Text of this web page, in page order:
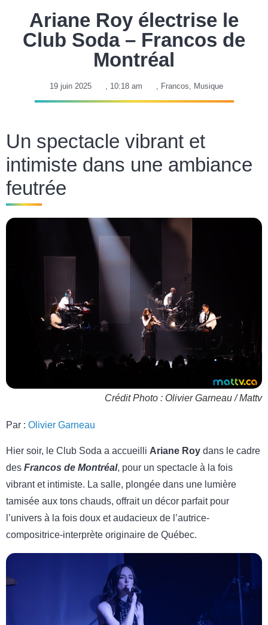
Ariane Roy électrise le
Club Soda – Francos de
Montréal
19 juin 2025 , 10:18 am , Francos, Musique
Un spectacle vibrant et
intimiste dans une ambiance
feutrée
Crédit Photo : Olivier Garneau / Mattv
Par : Olivier Garneau
Hier soir, le Club Soda a accueilli Ariane Roy dans le cadre
des Francos de Montréal, pour un spectacle à la fois
vibrant et intimiste. La salle, plongée dans une lumière
tamisée aux tons chauds, offrait un décor parfait pour
l’univers à la fois doux et audacieux de l’autrice-
compositrice-interprète originaire de Québec.